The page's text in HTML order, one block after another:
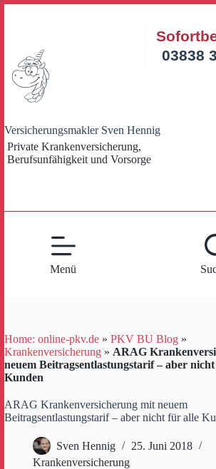
Versicherungsmakler Sven Hennig
Private Krankenversicherung,
Berufsunfähigkeit und Vorsorge
03838
Menü
Home: online-pkv.de » PKV BU Blog »
Krankenversicherung » ARAG
neuem Beitragsentlastungstarif – aber
Kunden
ARAG Krankenversicherung mit neuem
Beitragsentlastungstarif – aber nicht für alle
Sven Hennig
25. Juni 2018
Krankenversicherung